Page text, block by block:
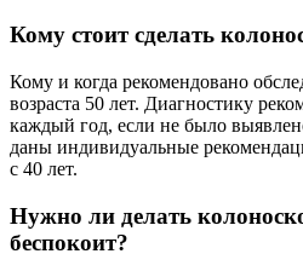
Кому стоит сделать
Кому и когда рекомендовано
возраста 50 лет. Диагностику
каждый год, если не было
даны индивидуальные
с 40 лет.
Нужно ли делать
беспокоит?